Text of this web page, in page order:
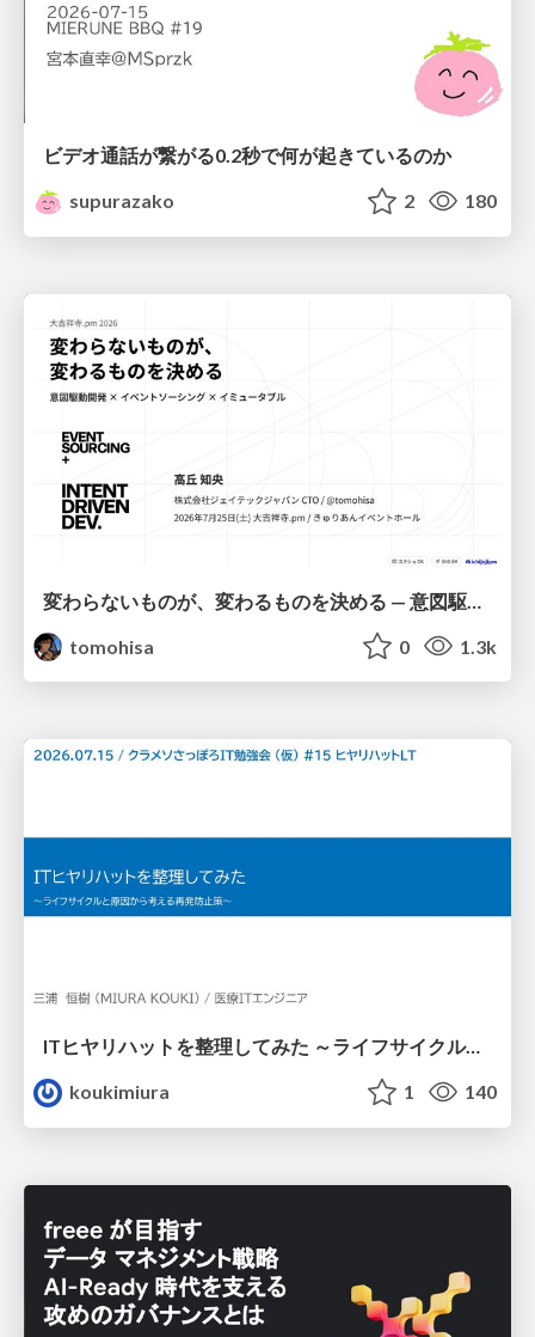
ビデオ通話が繋がる0.2秒で何が起きているのか
supurazako
2 180
tomohisa
0 1.3k
ITヒヤリハットを整理してみた ～ライフサイクルと原因から考える再発防止策～
koukimiura
1 140